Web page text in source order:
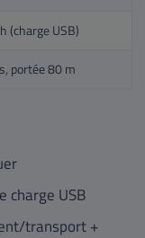
(charge USB)
portée 80 m
charge USB
transport +